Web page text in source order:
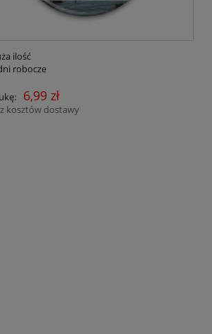
ilość
robocze
6,99 zł
kosztów dostawy